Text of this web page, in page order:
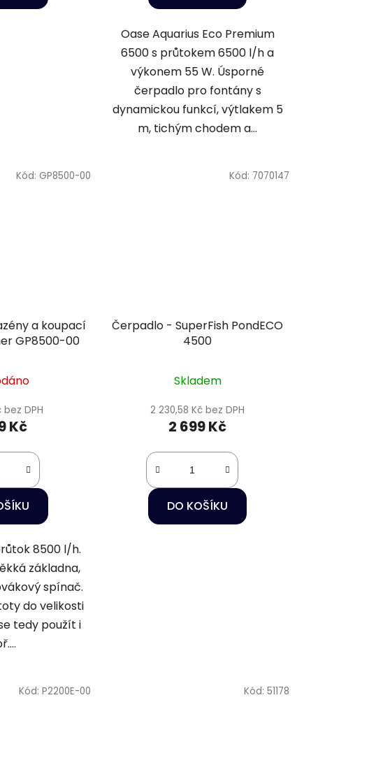
Oase Aquarius Eco Premium
6500 s průtokem 6500 l/h a
výkonem 55 W. Úsporné
čerpadlo pro fontány s
dynamickou funkcí, výtlakem 5
m, tichým chodem a...
a koupací
GP8500-00
bez DPH
Kč
8500 l/h.
základna,
spínač.
do velikosti
tedy použít i
Kód: GP8500-00
Čerpadlo - SuperFish PondECO
4500
Skladem
2 230,58 Kč bez DPH
2 699 Kč
DO KOŠÍKU
Kód: 7070147
Kód: P2200E-00 Kód: 51178